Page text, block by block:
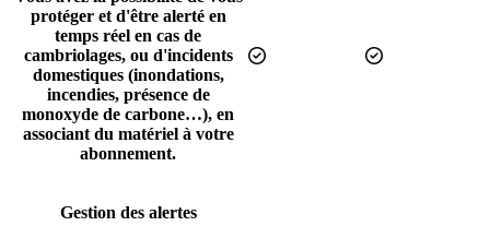
protéger et d'être alerté en
temps réel en cas de
cambriolages, ou d'incidents
domestiques (inondations,
incendies, présence de
monoxyde de carbone…), en
associant du matériel à votre
abonnement.
Inclus Inclus
Gestion des alertes